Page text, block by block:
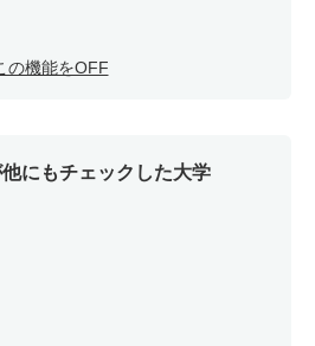
の機能をOFF
にもチェックした大学